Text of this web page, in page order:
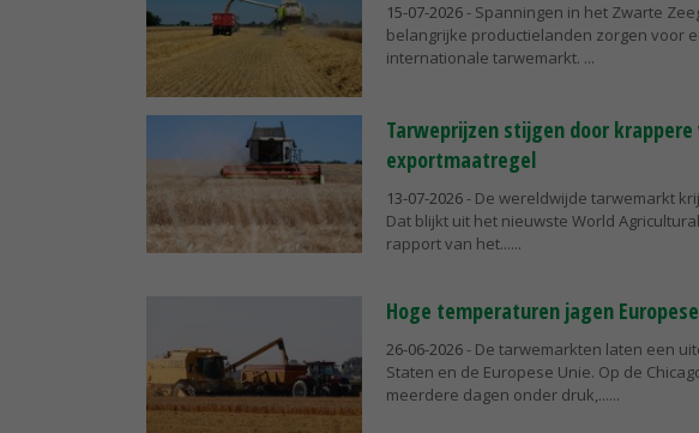
15-07-2026- Spanningen in het Zwarte
belangrijke productielanden zorgen voor
internationale tarwemarkt.
Tarweprijzen stijgen door krappere
exportmaatregel
13-07-2026- De wereldwijde tarwemarkt
Dat blijkt uit het nieuwste World
rapport van het...
Hoge temperaturen jagen
26-06-2026- De tarwemarkten laten een
Staten en de Europese Unie. Op de
meerdere dagen onder druk,...